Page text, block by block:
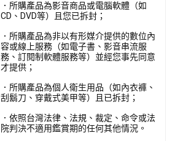
．所購產品為影音商品或電腦軟體（如
CD、DVD等）且您已拆封；
．所購產品為非以有形媒介提供的數位內
容或線上服務（如電子書、影音串流服
務、訂閱制軟體服務等）並經您事先同意
才提供；
．所購產品為個人衛生用品（如內衣褲、
刮鬍刀、穿戴式美甲等）且已拆封；
．依照台灣法律、法規、裁定、命令或法
院判決不適用鑑賞期的任何其他情況。